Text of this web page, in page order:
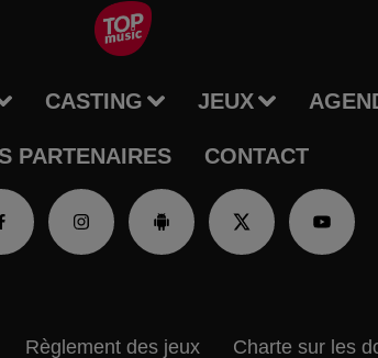
CASTING JEUX
PARTENAIRES CONTACT
Règlement des jeux Charte sur les